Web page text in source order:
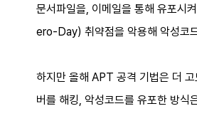
문서파일을, 이메일을 통해 유포시
ero-Day) 취약점을 악용해 악성코
하지만 올해 APT 공격 기법은 더
버를 해킹, 악성코드를 유포한 방식